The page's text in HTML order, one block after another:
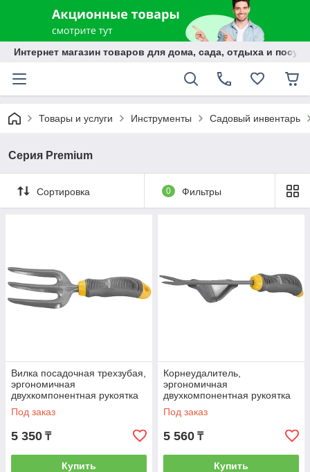
Интернет магазин товаров для дома, сада, отдыха и
Товары и услуги Инструменты Садовый инвентарь
Серия Premium
Сортировка 0 Фильтры
Вилка посадочная трехзубая,
эргономичная
двухкомпонентная рукоятка
Luxe Palisad 62383
Под заказ
5 350 ₸
Купить
Корнеудалитель,
эргономичная
двухкомпонентная рукоятка
Luxe Palisad 62380
Под заказ
5 560 ₸
Купить